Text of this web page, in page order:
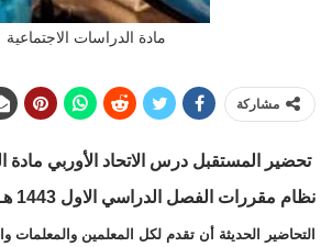
مادة الدراسات الاجتماعية
مشاركة
تحضير المستقبل درس الاتحاد الأوربي مادة
نظام مقررات الفصل الدراسي الاول 1443 هـ
التحاضير الحديثة أن تقدم لكل المعلمين والمعلمات